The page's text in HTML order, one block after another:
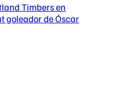
Timbers en
goleador de Óscar